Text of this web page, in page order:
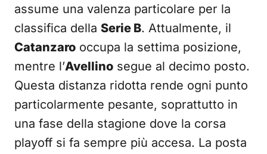
assume una valenza particolare per la
classifica della Serie B. Attualmente, il
Catanzaro occupa la settima posizione,
mentre l’Avellino segue al decimo posto.
Questa distanza ridotta rende ogni punto
particolarmente pesante, soprattutto in
una fase della stagione dove la corsa
playoff si fa sempre più accesa. La posta